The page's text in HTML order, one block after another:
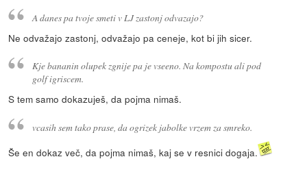
A danes pa tvoje smeti v LJ zastonj odvazajo?
Ne odvažajo zastonj, odvažajo pa ceneje, kot bi jih sicer.
Kje bananin olupek zgnije pa je vseeno. Na kompostu ali pod
golf igriscem.
S tem samo dokazuješ, da pojma nimaš.
vcasih sem tako prase, da ogrizek jabolke vrzem za smreko.
Še en dokaz več, da pojma nimaš, kaj se v resnici dogaja.